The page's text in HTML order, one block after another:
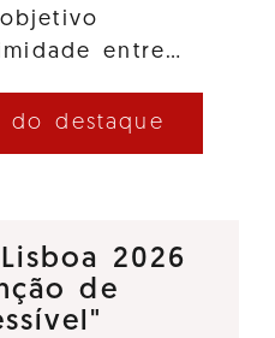
entre…
do destaque
2026
de